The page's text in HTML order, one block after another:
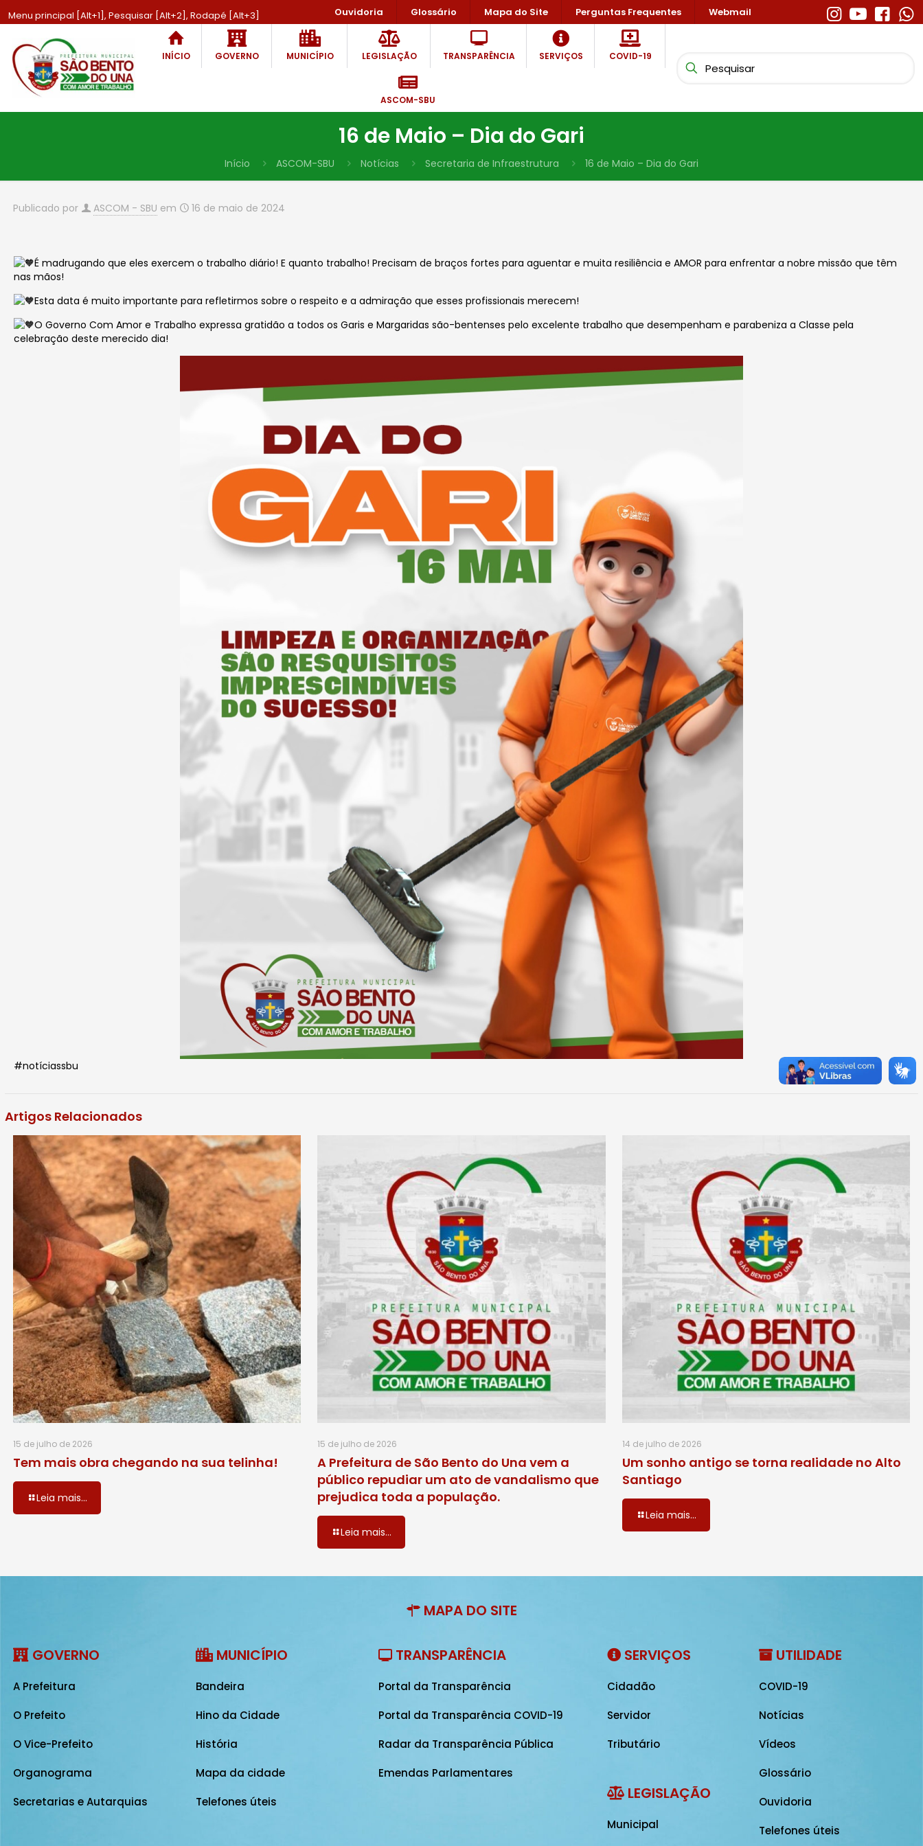
Menu principal [Alt+1], Pesquisar [Alt+2], Rodapé [Alt+3] Ouvidoria Glossário Mapa do Site Perguntas Frequentes Webmail
INÍCIO GOVERNO MUNICÍPIO LEGISLAÇÃO TRANSPARÊNCIA SERVIÇOS COVID-19
ASCOM-SBU
16 de Maio – Dia do Gari
Início ASCOM-SBU Notícias Secretaria de Infraestrutura 16 de Maio – Dia do Gari
Publicado por ASCOM - SBU em 16 de maio de 2024
É madrugando que eles exercem o trabalho diário! E quanto trabalho! Precisam de braços fortes para aguentar e muita resiliência e AMOR para enfrentar a nobre missão que têm
nas mãos!
Esta data é muito importante para refletirmos sobre o respeito e a admiração que esses profissionais merecem!
O Governo Com Amor e Trabalho expressa gratidão a todos os Garis e Margaridas são-bentenses pelo excelente trabalho que desempenham e parabeniza a Classe pela
celebração deste merecido dia!
#notíciassbu
Artigos Relacionados
15 de julho de 2026
Tem mais obra chegando na sua telinha!
Leia mais...
15 de julho de 2026
A Prefeitura de São Bento do Una vem a
público repudiar um ato de vandalismo que
prejudica toda a população.
Leia mais...
14 de julho de 2026
Um sonho antigo se torna realidade no Alto
Santiago
Leia mais...
MAPA DO SITE
GOVERNO
A Prefeitura
O Prefeito
O Vice-Prefeito
Organograma
Secretarias e Autarquias
MUNICÍPIO
Bandeira
Hino da Cidade
História
Mapa da cidade
Telefones úteis
TRANSPARÊNCIA
Portal da Transparência
Portal da Transparência COVID-19
Radar da Transparência Pública
Emendas Parlamentares
SERVIÇOS
Cidadão
Servidor
Tributário
LEGISLAÇÃO
Municipal
UTILIDADE
COVID-19
Notícias
Vídeos
Glossário
Ouvidoria
Telefones úteis